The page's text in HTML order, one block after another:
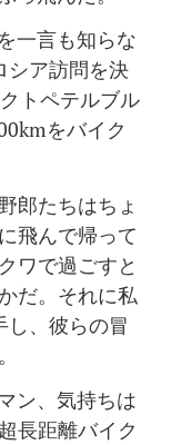
一言も知らな
シア訪問を決
トペテルブル
をバイク
郎たちはちょ
飛んで帰って
ワで過ごすと
だ。それに私
し、彼らの冒
ン、気持ちは
長距離バイク